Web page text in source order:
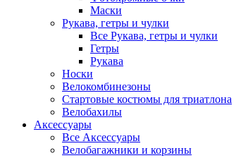
Маски
Рукава, гетры и чулки
Все Рукава, гетры и чулки
Гетры
Рукава
Носки
Велокомбинезоны
Стартовые костюмы для триатлона
Велобахилы
Аксессуары
Все Аксессуары
Велобагажники и корзины